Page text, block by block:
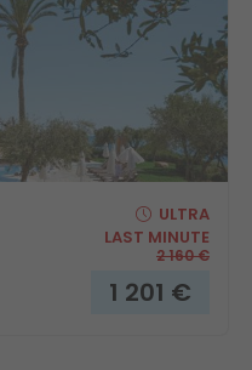
ULTRA
LAST MINUTE
2 160€
1 201 €